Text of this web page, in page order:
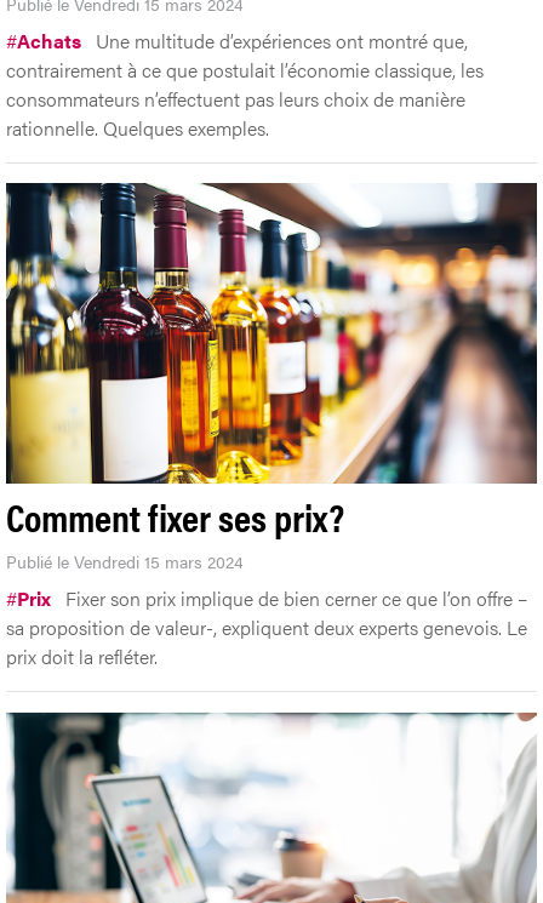
#Achats Une multitude d’expériences ont montré que,
contrairement à ce que postulait l’économie classique, les
consommateurs n’effectuent pas leurs choix de manière
rationnelle. Quelques exemples.
Comment fixer ses prix?
Publié le Vendredi 15 mars 2024
#Prix Fixer son prix implique de bien cerner ce que l’on offre –
sa proposition de valeur-, expliquent deux experts genevois. Le
prix doit la refléter.